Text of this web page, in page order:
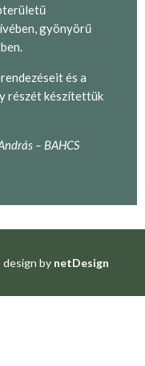
gyönyörű
és a
részét készítettük
– BAHCS
by netDesign